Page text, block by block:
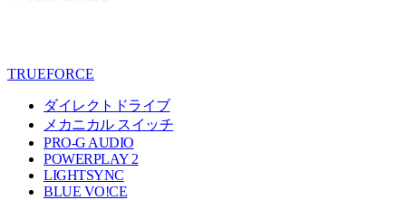
TRUEFORCE
ダイレクトドライブ
メカニカル スイッチ
PRO-G AUDIO
POWERPLAY 2
LIGHTSYNC
BLUE VO!CE